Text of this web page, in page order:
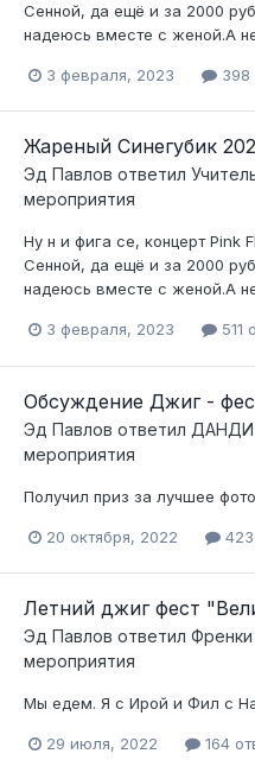
Сенной, да ещё и за 2000
надеюсь вместе с женой.А
3 февраля, 2023 398
Жареный Синегубик
Эд Павлов ответил
мероприятия
Ну н и фига се, концерт Pink
Сенной, да ещё и за 2000
надеюсь вместе с женой.А
3 февраля, 2023 511
Обсуждение Джиг -
Эд Павлов ответил ДАНДИ
мероприятия
Получил приз за лучшее
20 октября, 2022
Летний джиг фест
Эд Павлов ответил Френки
мероприятия
Мы едем. Я с Ирой и Фил с
29 июля, 2022 164